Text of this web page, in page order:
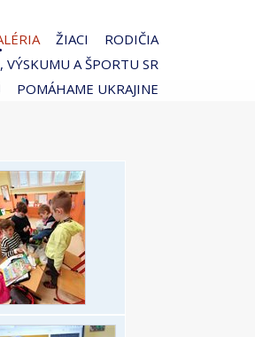
ŽIACI
RODIČIA
VÝSKUMU A ŠPORTU SR
POMÁHAME UKRAJINE